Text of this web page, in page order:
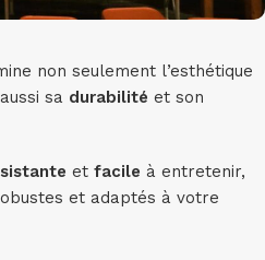
non seulement l’esthétique
sa durabilité et son
et facile à entretenir,
et adaptés à votre